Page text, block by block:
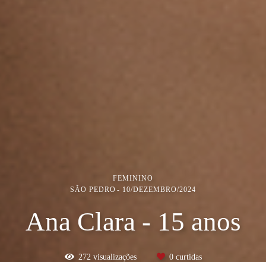
FEMININO
SÃO PEDRO
10/DEZEMBRO/2024
Ana Clara - 15 anos
272 visualizações 0curtidas